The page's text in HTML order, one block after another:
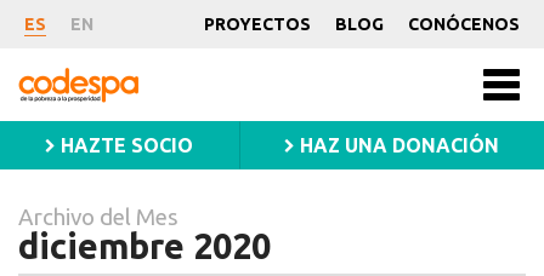
Archivo
Mes
diciembre
2020
ES EN PROYECTOS BLOG CONÓCENOS
CODESPA
HAZTE SOCIO HAZ UNA DONACIÓN
Archivo del Mes
diciembre 2020